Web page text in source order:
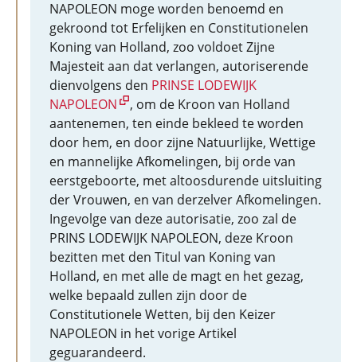
NAPOLEON moge worden benoemd en
gekroond tot Erfelijken en Constitutionelen
Koning van Holland, zoo voldoet Zijne
Majesteit aan dat verlangen, autoriserende
dienvolgens den PRINSE LODEWIJK
NAPOLEON
, om de Kroon van Holland
aantenemen, ten einde bekleed te worden
door hem, en door zijne Natuurlijke, Wettige
en mannelijke Afkomelingen, bij orde van
eerstgeboorte, met altoosdurende uitsluiting
der Vrouwen, en van derzelver Afkomelingen.
Ingevolge van deze autorisatie, zoo zal de
PRINS LODEWIJK NAPOLEON, deze Kroon
bezitten met den Titul van Koning van
Holland, en met alle de magt en het gezag,
welke bepaald zullen zijn door de
Constitutionele Wetten, bij den Keizer
NAPOLEON in het vorige Artikel
geguarandeerd.